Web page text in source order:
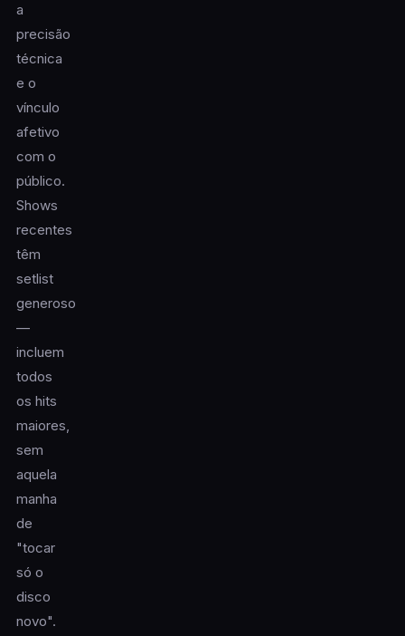
a
precisão
técnica
e o
vínculo
afetivo
com o
público.
Shows
recentes
têm
setlist
generoso
—
incluem
todos
os hits
maiores,
sem
aquela
manha
de
"tocar
só o
disco
novo".